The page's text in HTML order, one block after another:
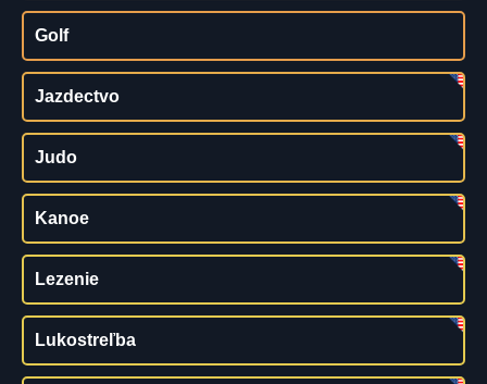
Golf
Jazdectvo
Judo
Kanoe
Lezenie
Lukostreľba